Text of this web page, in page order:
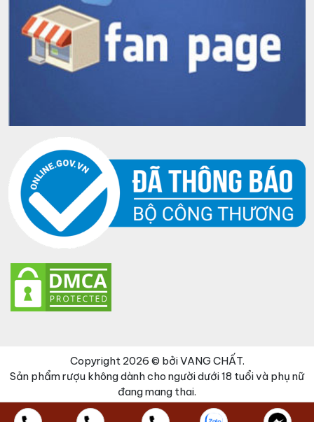
Copyright 2026 © bởi VANG CHẤT.
Sản phẩm rượu không dành cho người dưới 18 tuổi và phụ nữ
đang mang thai.